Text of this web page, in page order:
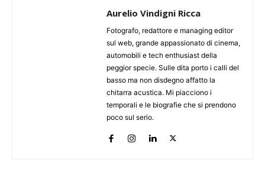
Aurelio Vindigni Ricca
Fotografo, redattore e managing editor
sul web, grande appassionato di cinema,
automobili e tech enthusiast della
peggior specie. Sulle dita porto i calli del
basso ma non disdegno affatto la
chitarra acustica. Mi piacciono i
temporali e le biografie che si prendono
poco sul serio.